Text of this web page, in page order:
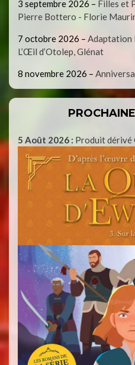
3 septembre 2026 – Filles et
Pierre Bottero - Florie
7 octobre 2026 – Adaptation
L’Œil d’Otolep, Glénat
8 novembre 2026 –
5 Août 2026 : Produit dérivé